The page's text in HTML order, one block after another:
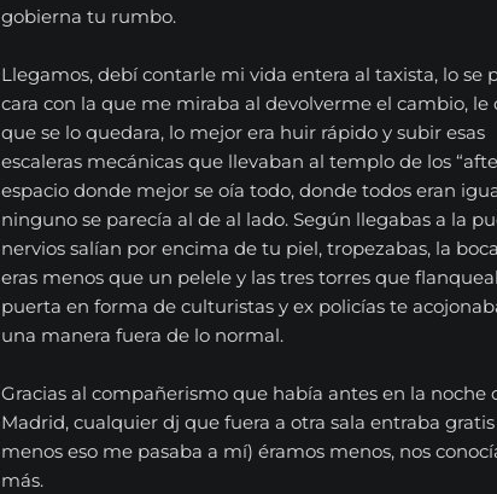
gobierna tu rumbo.
Llegamos, debí contarle mi vida entera al taxista, lo se
cara con la que me miraba al devolverme el cambio, le
que se lo quedara, lo mejor era huir rápido y subir esas
escaleras mecánicas que llevaban al templo de los
espacio donde mejor se oía todo, donde todos eran
ninguno se parecía al de al lado. Según llegabas a la
nervios salían por encima de tu piel, tropezabas, la
eras menos que un pelele y las tres torres que
puerta en forma de culturistas y ex policías te
una manera fuera de lo normal.
Gracias al compañerismo que había antes en la noche
Madrid, cualquier dj que fuera a otra sala entraba gratis
menos eso me pasaba a mí) éramos menos, nos
más.